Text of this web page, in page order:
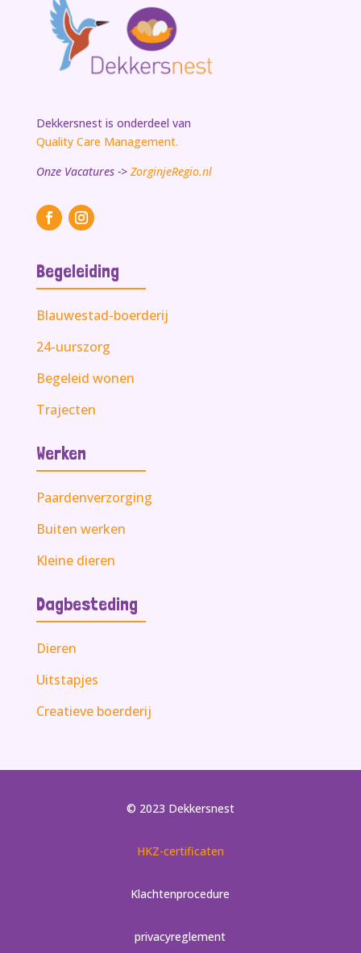
Dekkersnest is onderdeel van
Quality Care Management.
Onze Vacatures ->ZorginjeRegio.nl
Begeleiding
Blauwestad-boerderij
24-uurszorg
Begeleid wonen
Trajecten
Werken
Paardenverzorging
Buiten werken
Kleine dieren
Dagbesteding
Dieren
Uitstapjes
Creatieve boerderij
© 2023 Dekkersnest
HKZ-certificaten
Klachtenprocedure
privacyreglement